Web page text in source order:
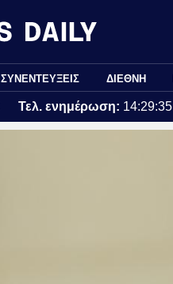
ΣΥΝΕΝΤΕΥΞΕΙΣ ΔΙΕΘΝΗ
Τελ. ενημέρωση: 14:29:35